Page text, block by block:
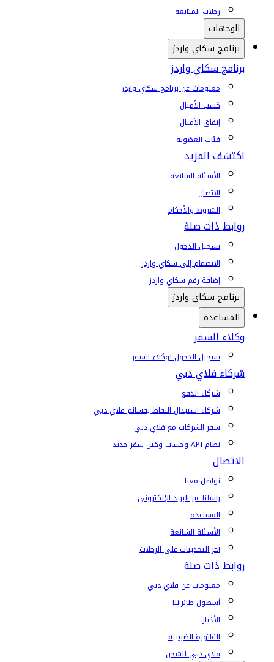
رحلات المتابعة
الوجهات
برنامج سكاي واردز
برنامج سكاي واردز
معلومات عن برنامج سكاي واردز
كسب الأميال
إنفاق الأميال
فئات العضوية
اكتشف المزيد
الأسئلة الشائعة
الاتصال
الشروط والأحكام
روابط ذات صلة
تسجيل الدخول
الانضمام إلى سكاي واردز
إضافة رقم سكاي واردز
برنامج سكاي واردز
المساعدة
وكلاء السفر
تسجيل الدخول لوكلاء السفر
شركاء فلاي دبي
شركاء الدفع
شركاء استبدال النقاط بقسائم فلاي دبي
سفر الشركات مع فلاي دبي
نظام API وحساب وكيل سفر جديد
الاتصال
تواصل معنا
راسلنا عبر البريد الإلكتروني
المساعدة
الأسئلة الشائعة
آخر التحديثات على الرحلات
روابط ذات صلة
معلومات عن فلاي دبي
أسطول طائراتنا
الأخبار
الفاتورة الضريبية
فلاي دبي للشحن